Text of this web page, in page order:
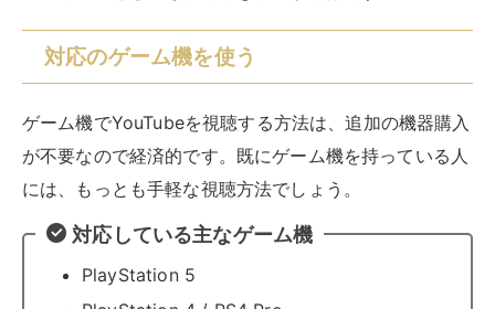
Xbox One シリーズ
これらのゲーム機は全て高画質な映像出力に対応してお
各ゲーム機のアプリストアから、YouTubeアプリを無